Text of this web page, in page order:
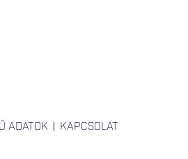
ADATOK KAPCSOLAT